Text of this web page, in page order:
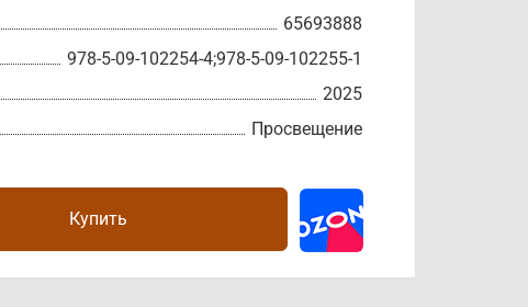
65693888
978-5-09-102254-4;978-5-09-102255-1
2025
Просвещение
Купить